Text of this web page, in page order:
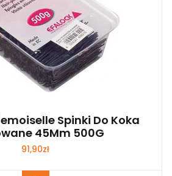
Spinki Do Koka
45Mm 500G
91,90zł